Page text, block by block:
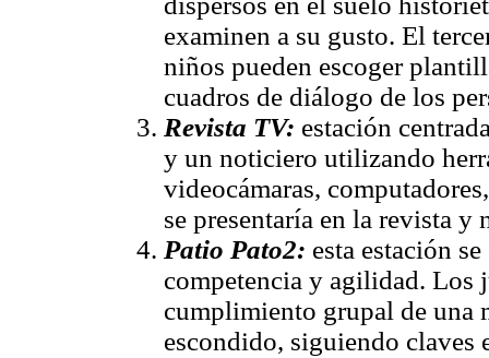
examinen a su gusto. El
niños pueden escoger
cuadros de diálogo de los
Revista TV: estación
y un noticiero utilizando
videocámaras,
se presentaría en la revista y
Patio Pato2: esta estación
competencia y agilidad. Los
cumplimiento grupal de una
escondido, siguiendo claves